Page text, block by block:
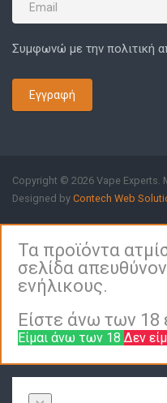
Συμφωνώ με την πολιτική
Εγγραφή
Copyright © 2026 Vape Experts.
Designed by Contech Web
Τα προϊόντα
σελίδα
ενήλικους.
Είστε άνω των 18
Είμαι άνω των 18 Δεν